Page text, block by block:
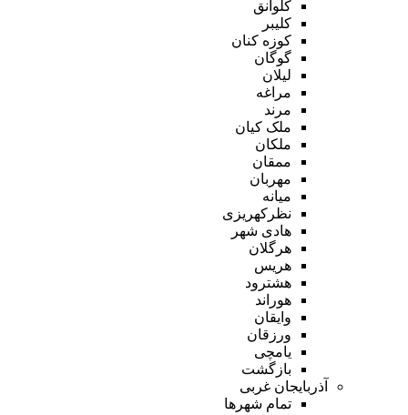
کلوانق
کلیبر
کوزه کنان
گوگان
لیلان
مراغه
مرند
ملک کیان
ملکان
ممقان
مهربان
میانه
نظرکهریزی
هادی شهر
هرگلان
هریس
هشترود
هوراند
وایقان
ورزقان
یامچی
بازگشت
آذربایجان غربی
تمام شهر‌ها